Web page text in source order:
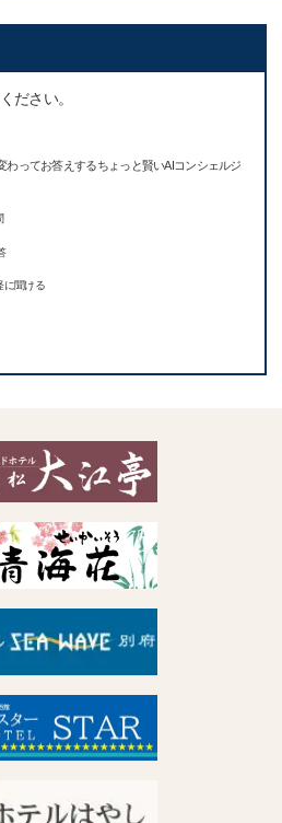
ださい。
わってお答えするちょっと賢いAIコンシェルジ
に聞ける